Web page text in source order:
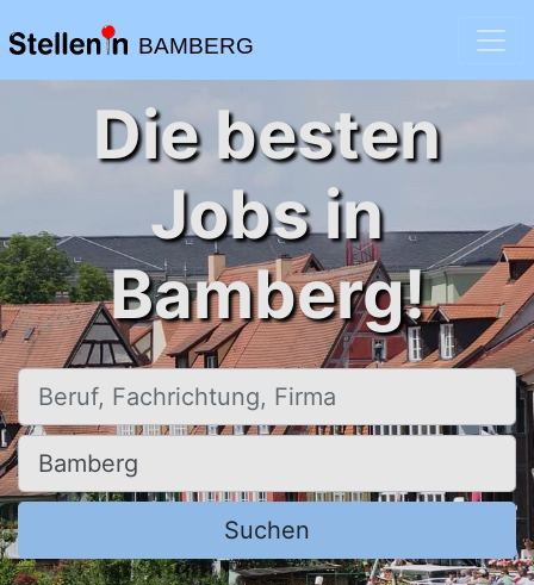
BAMBERG
Die besten
Jobs in
Bamberg!
Beruf, Fachrichtung, Firma
Ort, Stadt
Suchen